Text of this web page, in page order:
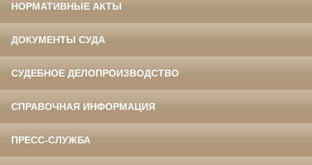
НОРМАТИВНЫЕ АКТЫ
ДОКУМЕНТЫ СУДА
СУДЕБНОЕ ДЕЛОПРОИЗВОДСТВО
СПРАВОЧНАЯ ИНФОРМАЦИЯ
ПРЕСС-СЛУЖБА